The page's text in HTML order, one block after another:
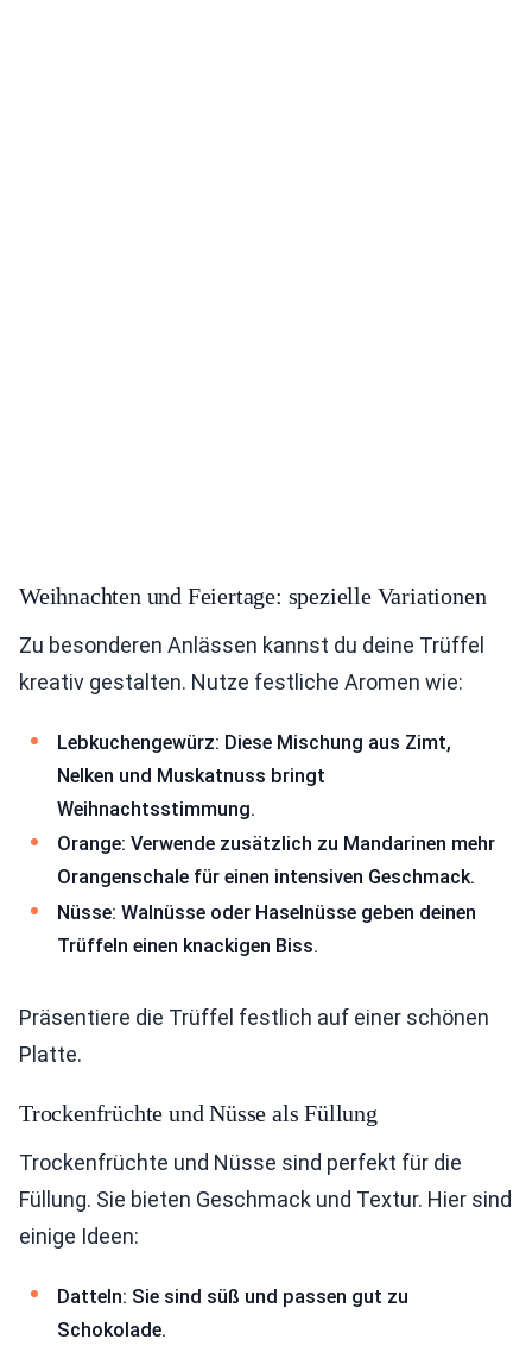
Weihnachten und Feiertage: spezielle Variationen
Zu besonderen Anlässen kannst du deine Trüffel
kreativ gestalten. Nutze festliche Aromen wie:
Lebkuchengewürz: Diese Mischung aus Zimt,
Nelken und Muskatnuss bringt
Weihnachtsstimmung.
Orange: Verwende zusätzlich zu Mandarinen mehr
Orangenschale für einen intensiven Geschmack.
Nüsse: Walnüsse oder Haselnüsse geben deinen
Trüffeln einen knackigen Biss.
Präsentiere die Trüffel festlich auf einer schönen
Platte.
Trockenfrüchte und Nüsse als Füllung
Trockenfrüchte und Nüsse sind perfekt für die
Füllung. Sie bieten Geschmack und Textur. Hier sind
einige Ideen:
Datteln: Sie sind süß und passen gut zu
Schokolade.